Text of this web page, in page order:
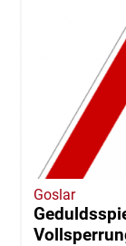
Goslar